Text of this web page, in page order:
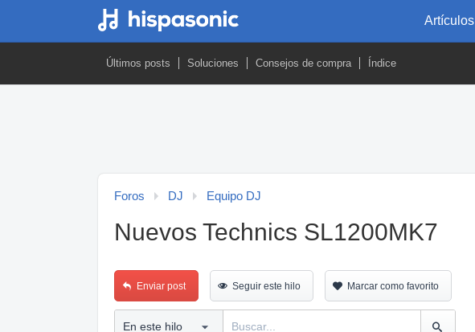
Artículos
Últimos posts Soluciones Consejos de compra Índice
Foros DJ Equipo DJ
Nuevos Technics SL1200MK7
Enviar post Seguir este hilo Marcar como favorito